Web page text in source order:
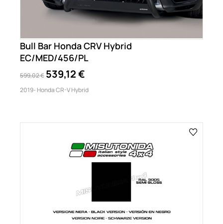
Bull Bar Honda CRV Hybrid
EC/MED/456/PL
599,02 € 539,12 €
2019- Honda CR-V Hybrid